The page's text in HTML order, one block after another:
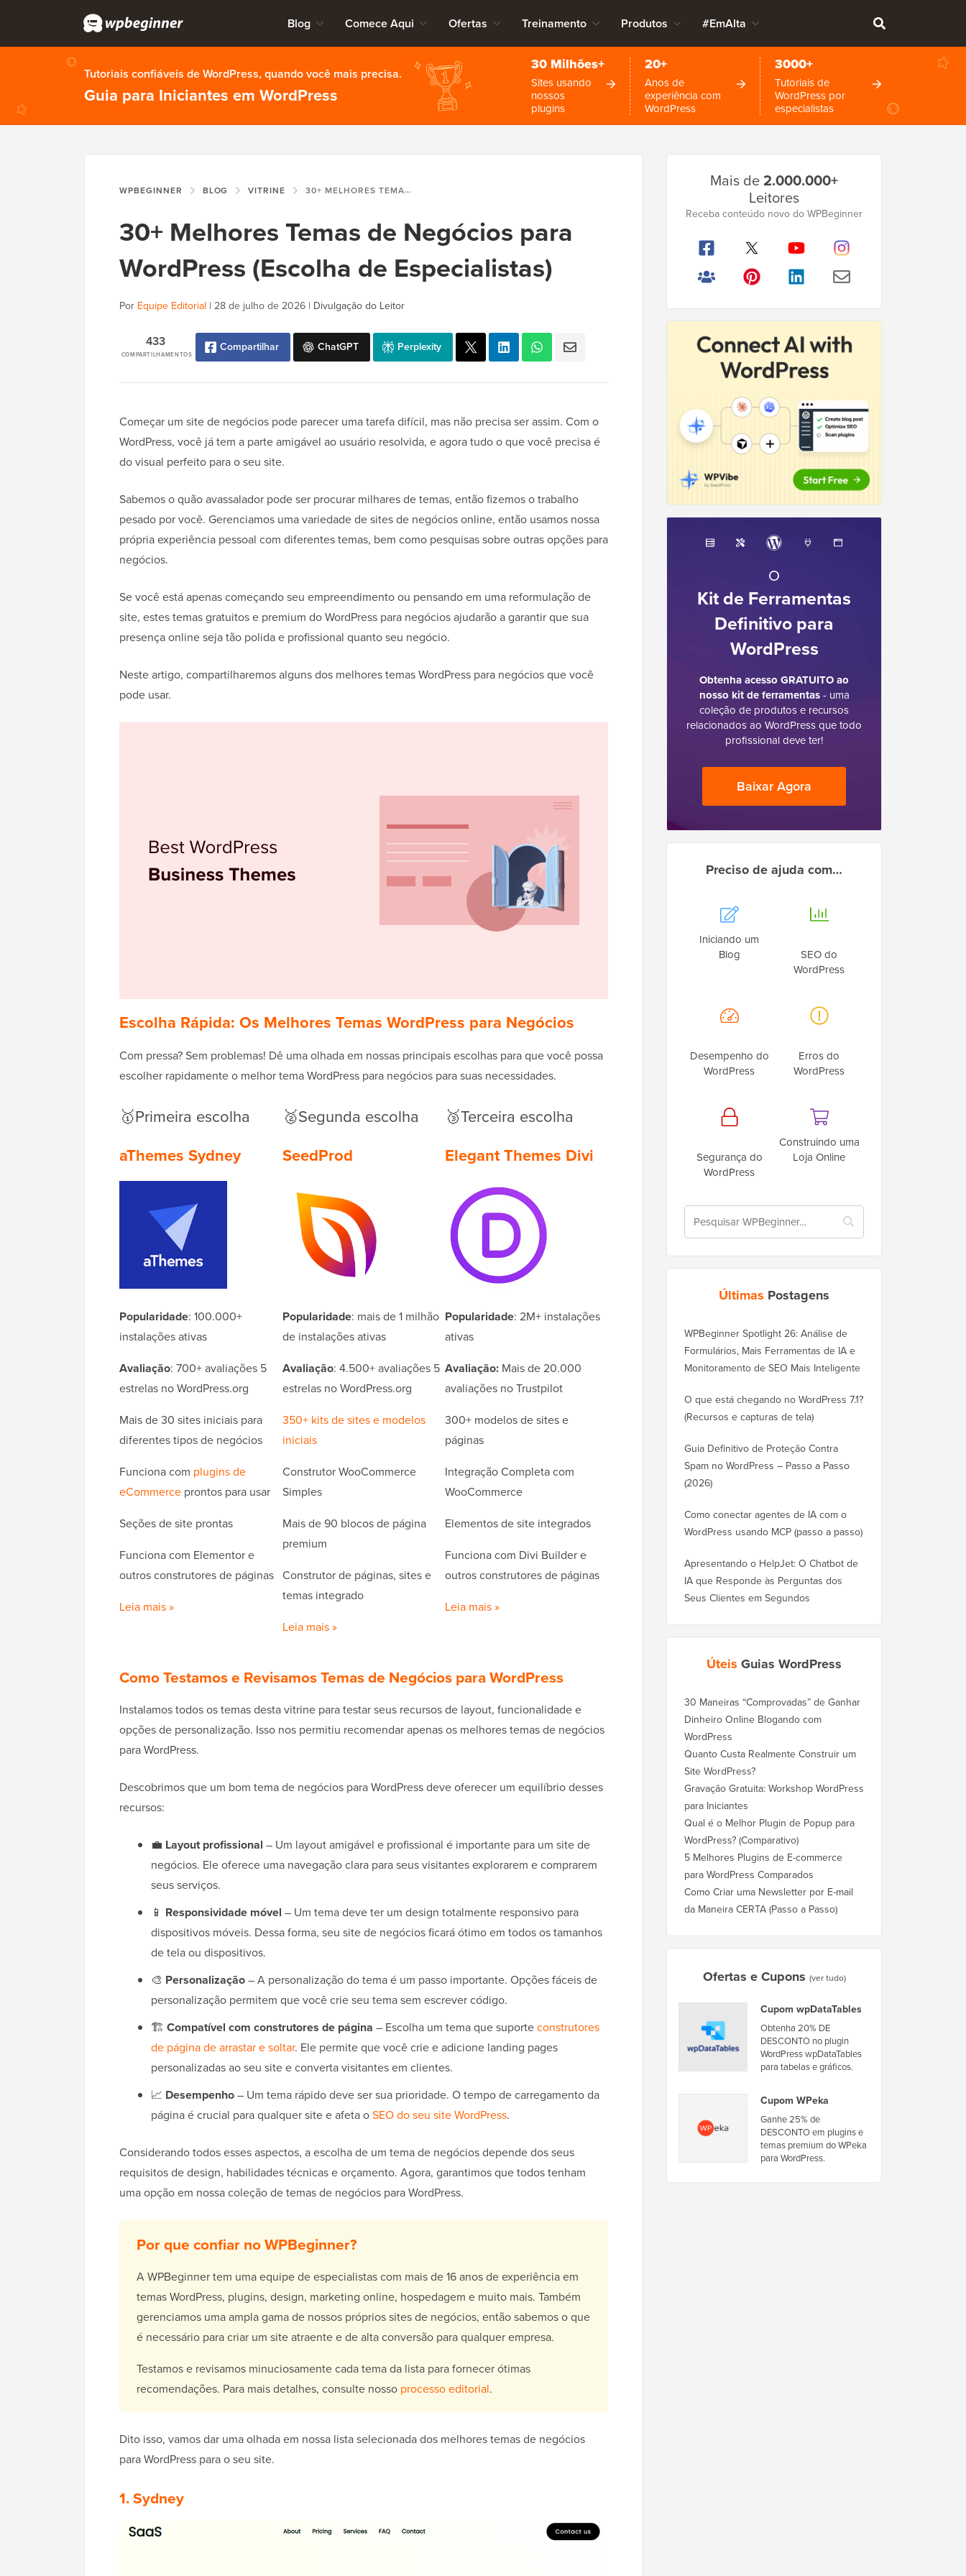
Blog Comece Aqui Ofertas Treinamento Produtos #EmAlta
Tutoriais confiáveis de WordPress, quando você mais precisa.
Guia para Iniciantes em WordPress
30 Milhões+
Sites usando
nossos
plugins
20+
Anos de
experiência com
WordPress
3000+
Tutoriais de
WordPress por
especialistas
WPBEGINNER BLOG VITRINE 30+ MELHORES TEMAS DE NEGÓCIOS PARA WORDPRESS (ESCOLHA DE ESPECIALISTAS)
30+ Melhores Temas de Negócios para
WordPress (Escolha de Especialistas)
Por Equipe Editorial | 28 de julho de 2026 | Divulgação do Leitor
COMPARTILHAMENTOS
433 Compartilhar ChatGPT Perplexity
Começar um site de negócios pode parecer uma tarefa difícil, mas não precisa ser assim. Com o
WordPress, você já tem a parte amigável ao usuário resolvida, e agora tudo o que você precisa é
do visual perfeito para o seu site.
Sabemos o quão avassalador pode ser procurar milhares de temas, então fizemos o trabalho
pesado por você. Gerenciamos uma variedade de sites de negócios online, então usamos nossa
própria experiência pessoal com diferentes temas, bem como pesquisas sobre outras opções para
negócios.
Se você está apenas começando seu empreendimento ou pensando em uma reformulação de
site, estes temas gratuitos e premium do WordPress para negócios ajudarão a garantir que sua
presença online seja tão polida e profissional quanto seu negócio.
Neste artigo, compartilharemos alguns dos melhores temas WordPress para negócios que você
pode usar.
Escolha Rápida: Os Melhores Temas WordPress para Negócios
Com pressa? Sem problemas! Dê uma olhada em nossas principais escolhas para que você possa
escolher rapidamente o melhor tema WordPress para negócios para suas necessidades.
🥇Primeira escolha
aThemes Sydney
Popularidade: 100.000+
instalações ativas
Avaliação: 700+ avaliações 5
estrelas no WordPress.org
Mais de 30 sites iniciais para
diferentes tipos de negócios
Funciona com plugins de
eCommerce prontos para usar
Seções de site prontas
Funciona com Elementor e
outros construtores de páginas
Leia mais »
🥈Segunda escolha
SeedProd
Popularidade: mais de 1 milhão
de instalações ativas
Avaliação: 4.500+ avaliações 5
estrelas no WordPress.org
350+ kits de sites e modelos
iniciais
Construtor WooCommerce
Simples
Mais de 90 blocos de página
premium
Construtor de páginas, sites e
temas integrado
Leia mais »
🥉Terceira escolha
Elegant Themes Divi
Popularidade: 2M+ instalações
ativas
Avaliação: Mais de 20.000
avaliações no Trustpilot
300+ modelos de sites e
páginas
Integração Completa com
WooCommerce
Elementos de site integrados
Funciona com Divi Builder e
outros construtores de páginas
Leia mais »
Como Testamos e Revisamos Temas de Negócios para WordPress
Instalamos todos os temas desta vitrine para testar seus recursos de layout, funcionalidade e
opções de personalização. Isso nos permitiu recomendar apenas os melhores temas de negócios
para WordPress.
Descobrimos que um bom tema de negócios para WordPress deve oferecer um equilíbrio desses
recursos:
💼 Layout profissional – Um layout amigável e profissional é importante para um site de
negócios. Ele oferece uma navegação clara para seus visitantes explorarem e comprarem
seus serviços.
📱 Responsividade móvel – Um tema deve ter um design totalmente responsivo para
dispositivos móveis. Dessa forma, seu site de negócios ficará ótimo em todos os tamanhos
de tela ou dispositivos.
🎨 Personalização– A personalização do tema é um passo importante. Opções fáceis de
personalização permitem que você crie seu tema sem escrever código.
🏗️ Compatível com construtores de página – Escolha um tema que suporteconstrutores
de página de arrastar e soltar. Ele permite que você crie e adicione landing pages
personalizadas ao seu site e converta visitantes em clientes.
📈 Desempenho– Um tema rápido deve ser sua prioridade. O tempo de carregamento da
página é crucial para qualquer site e afeta oSEO do seu site WordPress.
Considerando todos esses aspectos, a escolha de um tema de negócios depende dos seus
requisitos de design, habilidades técnicas e orçamento. Agora, garantimos que todos tenham
uma opção em nossa coleção de temas de negócios para WordPress.
Por que confiar no WPBeginner?
A WPBeginner tem uma equipe de especialistas com mais de 16 anos de experiência em
temas WordPress, plugins, design, marketing online, hospedagem e muito mais. Também
gerenciamos uma ampla gama de nossos próprios sites de negócios, então sabemos o que
é necessário para criar um site atraente e de alta conversão para qualquer empresa.
Testamos e revisamos minuciosamente cada tema da lista para fornecer ótimas
recomendações. Para mais detalhes, consulte nosso processo editorial.
Dito isso, vamos dar uma olhada em nossa lista selecionada dos melhores temas de negócios
para WordPress para o seu site.
1. Sydney
Lateral
Principal
Mais de2.000.000+
Leitores
Receba conteúdo novo do WPBeginner
O
Kit de Ferramentas
Definitivo para
WordPress
Obtenha acesso GRATUITO ao
nosso kit de ferramentas- uma
coleção de produtos e recursos
relacionados ao WordPress que todo
profissional deve ter!
Baixar Agora
Preciso de ajuda com…
Iniciando um
Blog
SEO do
WordPress
Desempenho do
WordPress
Erros do
WordPress
Segurança do
WordPress
Construindo uma
Loja Online
Últimas Postagens
WPBeginner Spotlight 26: Análise de
Formulários, Mais Ferramentas de IA e
Monitoramento de SEO Mais Inteligente
O que está chegando no WordPress 7.1?
(Recursos e capturas de tela)
Guia Definitivo de Proteção Contra
Spam no WordPress – Passo a Passo
(2026)
Como conectar agentes de IA com o
WordPress usando MCP (passo a passo)
Apresentando o HelpJet: O Chatbot de
IA que Responde às Perguntas dos
Seus Clientes em Segundos
Úteis Guias WordPress
30 Maneiras “Comprovadas” de Ganhar
Dinheiro Online Blogando com
WordPress
Quanto Custa Realmente Construir um
Site WordPress?
Gravação Gratuita: Workshop WordPress
para Iniciantes
Qual é o Melhor Plugin de Popup para
WordPress? (Comparativo)
5 Melhores Plugins de E-commerce
para WordPress Comparados
Como Criar uma Newsletter por E-mail
da Maneira CERTA (Passo a Passo)
Ofertas e Cupons (ver tudo)
Cupom wpDataTables
Obtenha 20% DE
DESCONTO no plugin
WordPress wpDataTables
para tabelas e gráficos.
Cupom WPeka
Ganhe 25% de
DESCONTO em plugins e
temas premium do WPeka
para WordPress.